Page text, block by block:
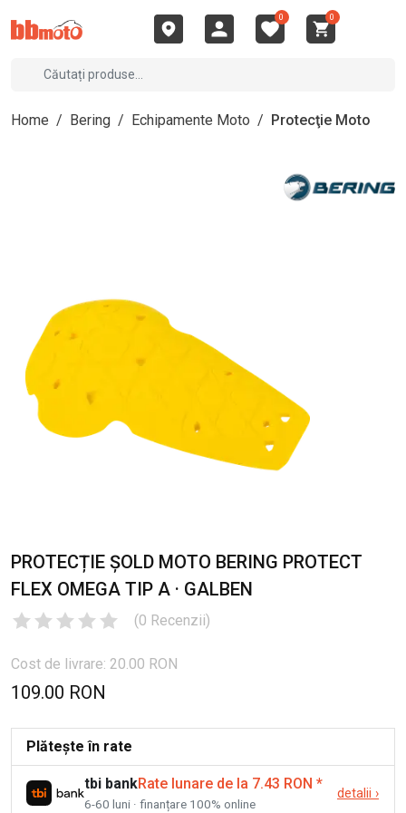
0 0
Home / Bering / Echipamente Moto / Protecţie Moto
PROTECȚIE ȘOLD MOTO BERING PROTECT
FLEX OMEGA TIP A · GALBEN
(0 Recenzii)
Cost de livrare: 20.00 RON
109.00 RON
Plătește în rate
tbi bankRate lunare de la 7.43 RON *
6-60 luni · finanțare 100% online
detalii ›